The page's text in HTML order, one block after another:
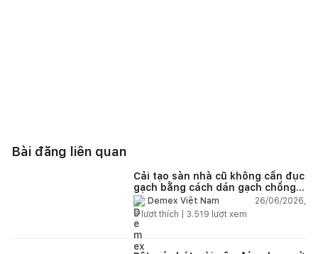
Bài đăng liên quan
Cải tạo sàn nhà cũ không cần đục
gạch bằng cách dán gạch chồng
gạch có được không?
Demex Việt Nam
26/06/2026,
8lượt thích | 3.519 lượt xem